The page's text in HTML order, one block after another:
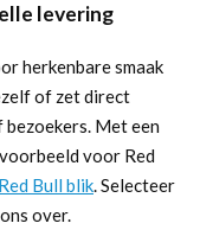
levering
herkenbare smaak
of zet direct
Met een
voor Red
Red Bull blik. Selecteer
over.